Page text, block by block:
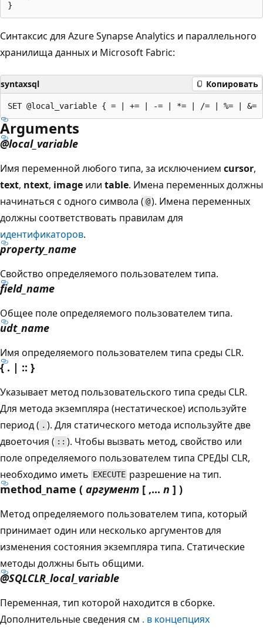
Синтаксис для Azure Synapse Analytics и параллельного
хранилища данных и Microsoft Fabric:
syntaxsql Копировать
Arguments
@local_variable
Имя переменной любого типа, за исключением cursor,
text, ntext, image или table. Имена переменных должны
начинаться с одного символа ( @). Имена переменных
должны соответствовать правилам для
идентификаторов.
property_name
Свойство определяемого пользователем типа.
field_name
Общее поле определяемого пользователем типа.
udt_name
Имя определяемого пользователем типа среды CLR.
{ . | :: }
Указывает метод пользовательского типа среды CLR.
Для метода экземпляра (нестатическое) используйте
период ( . ). Для статического метода используйте две
двоеточия ( :: ). Чтобы вызвать метод, свойство или
поле определяемого пользователем типа СРЕДЫ CLR,
необходимо иметь EXECUTE разрешение на тип.
method_name ( аргумент [ ,... n ] )
Метод определяемого пользователем типа, который
принимает один или несколько аргументов для
изменения состояния экземпляра типа. Статические
методы должны быть общими.
@SQLCLR_local_variable
Переменная, тип которой находится в сборке.
Дополнительные сведения см . в концепциях